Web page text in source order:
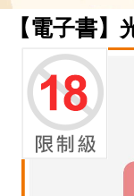
【電子書】